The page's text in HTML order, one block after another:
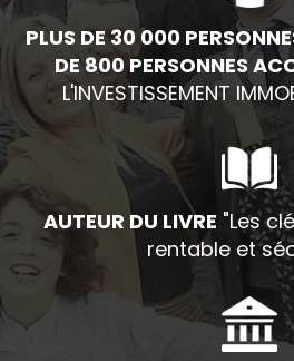
PLUS DE 30 000
DE 800 PERSONNES
L'INVESTISSEMENT
AUTEUR DU LIVRE "Les
rentable et